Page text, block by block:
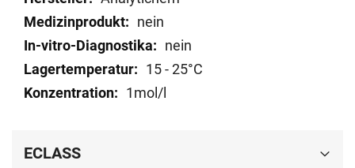
nein
nein
15 - 25°C
1mol/l
ECLASS